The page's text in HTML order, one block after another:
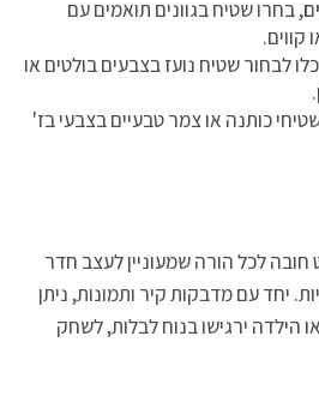
, בחרו שטיח בגוונים תואמים עם
קווים.
לבחור שטיח נועז בצבעים בולטים או
כותנה או צמר טבעיים בצבעי בז'
לכל הורה שמעוניין לעצב חדר
יחד עם מדבקות קיר ותמונות, ניתן
הילדה ירגישו בנוח לבלות, לשחק